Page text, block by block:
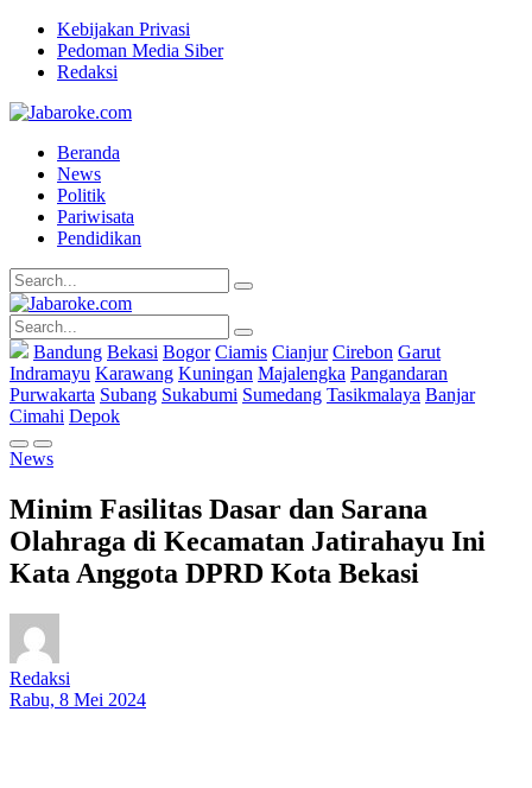
Kebijakan Privasi
Pedoman Media Siber
Redaksi
Beranda
News
Politik
Pariwisata
Pendidikan
Bandung Bekasi Bogor Ciamis Cianjur Cirebon Garut
Indramayu Karawang Kuningan Majalengka Pangandaran
Purwakarta Subang Sukabumi Sumedang Tasikmalaya Banjar
Cimahi Depok
News
Minim Fasilitas Dasar dan Sarana
Olahraga di Kecamatan Jatirahayu Ini
Kata Anggota DPRD Kota Bekasi
Redaksi
Rabu, 8 Mei 2024